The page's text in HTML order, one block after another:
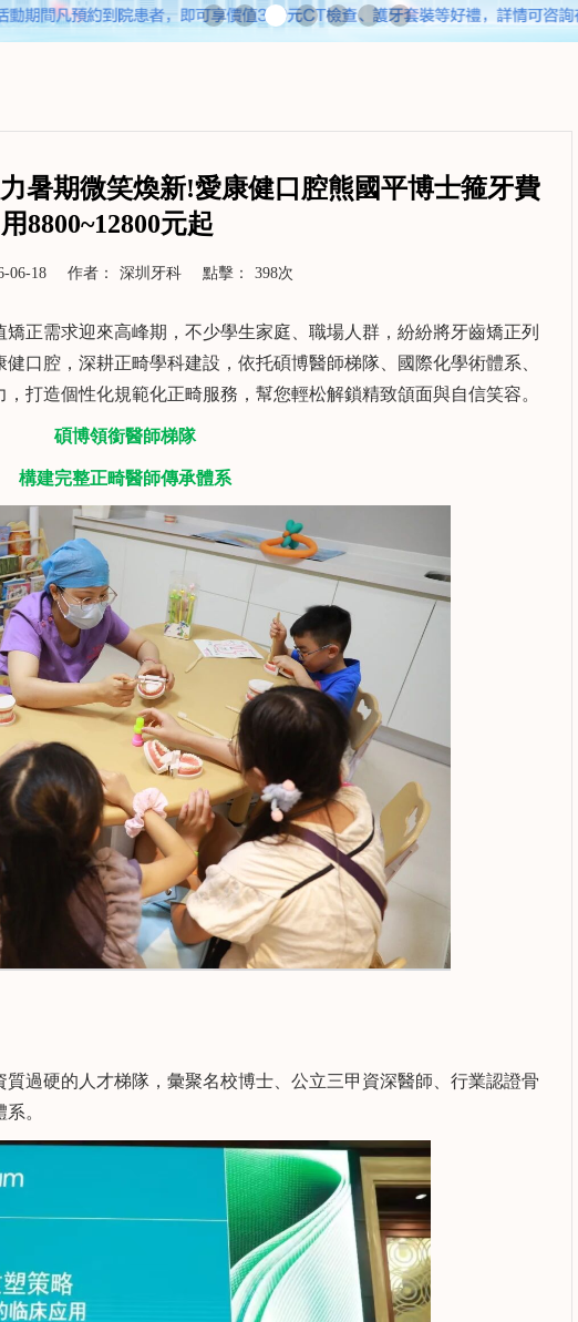
暑期微笑煥新!愛康健口腔熊國平博士箍牙費
用8800~12800元起
06-18 作者： 深圳牙科 點擊： 398次
需求迎來高峰期，不少學生家庭、職場人群，紛紛將牙齒矯正列
口腔，深耕正畸學科建設，依托碩博醫師梯隊、國際化學術體系、
打造個性化規範化正畸服務，幫您輕松解鎖精致頜面與自信笑容。
碩博領銜醫師梯隊
建完整正畸醫師傳承體系
硬的人才梯隊，彙聚名校博士、公立三甲資深醫師、行業認證骨
。
更多>> 了解更多>>
松春 執業醫師 全科醫師
長：
陳澤珍
擅長：